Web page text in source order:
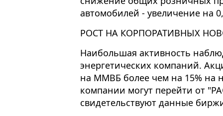
автомобилей - увеличение на
РОСТ НА КОРПОРАТИВНЫХ
Наибольшая активность
энергетических компаний.
на ММВБ более чем на 15% на
компании могут перейти от
свидетельствуют данные